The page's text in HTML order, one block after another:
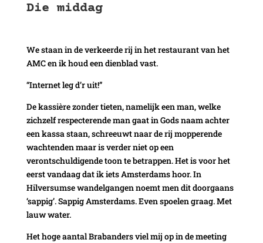
Die middag
We staan in de verkeerde rij in het restaurant van het
AMC en ik houd een dienblad vast.
“Internet leg d’r uit!”
De kassière zonder tieten, namelijk een man, welke
zichzelf respecterende man gaat in Gods naam achter
een kassa staan, schreeuwt naar de rij mopperende
wachtenden maar is verder niet op een
verontschuldigende toon te betrappen. Het is voor het
eerst vandaag dat ik iets Amsterdams hoor. In
Hilversumse wandelgangen noemt men dit doorgaans
‘sappig’. Sappig Amsterdams. Even spoelen graag. Met
lauw water.
Het hoge aantal Brabanders viel mij op in de meeting